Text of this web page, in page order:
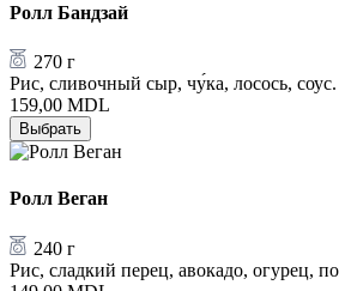
Ролл Бандзай
270 г
Рис, сливочный сыр, чу́ка, лосось, соус.
159,00 MDL
Выбрать
Ролл Веган
240 г
Рис, сладкий перец, авокадо, огурец,